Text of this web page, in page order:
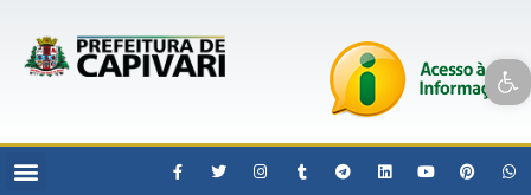
Open toolbar